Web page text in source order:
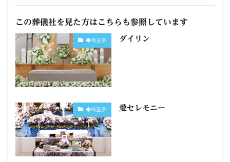
この葬儀社を見た方はこちらも参照しています
◆埼玉県 ダイリン
◆埼玉県 愛セレモニー